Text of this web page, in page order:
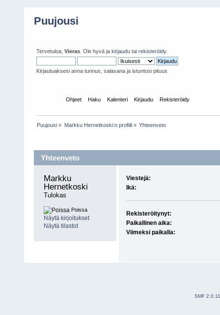
Puujousi
Tervetuloa, Vieras . Ole hyvä ja kirjaudu tai rekisteröidy.
Kirjautuaksesi anna tunnus, salasana ja istuntosi pituus
Ohjeet Haku Kalenteri Kirjaudu Rekisteröidy
Puujousi » Markku Hernetkoski:n profiili» Yhteenveto
Yhteenveto
Markku
Hernetkoski
Tulokas
Poissa
Näytä kirjoitukset
Näytä tilastot
Viestejä:
Ikä:
Rekisteröitynyt:
Paikallinen aika:
Viimeksi paikalla:
SMF 2.0.11